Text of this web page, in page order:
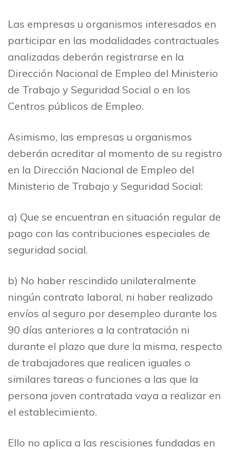
Las empresas u organismos interesados en
participar en las modalidades contractuales
analizadas deberán registrarse en la
Dirección Nacional de Empleo del Ministerio
de Trabajo y Seguridad Social o en los
Centros públicos de Empleo.
Asimismo, las empresas u organismos
deberán acreditar al momento de su registro
en la Dirección Nacional de Empleo del
Ministerio de Trabajo y Seguridad Social:
a) Que se encuentran en situación regular de
pago con las contribuciones especiales de
seguridad social.
b) No haber rescindido unilateralmente
ningún contrato laboral, ni haber realizado
envíos al seguro por desempleo durante los
90 días anteriores a la contratación ni
durante el plazo que dure la misma, respecto
de trabajadores que realicen iguales o
similares tareas o funciones a las que la
persona joven contratada vaya a realizar en
el establecimiento.
Ello no aplica a las rescisiones fundadas en